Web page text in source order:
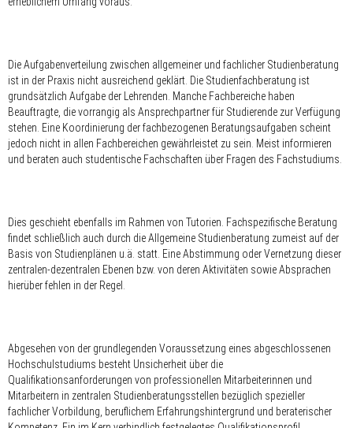
Die Aufgabenverteilung zwischen allgemeiner und fachlicher Studienberatung
ist in der Praxis nicht ausreichend geklärt. Die Studienfachberatung ist
grundsätzlich Aufgabe der Lehrenden. Manche Fachbereiche haben
Beauftragte, die vorrangig als Ansprechpartner für Studierende zur Verfügung
stehen. Eine Koordinierung der fachbezogenen Beratungsaufgaben scheint
jedoch nicht in allen Fachbereichen gewährleistet zu sein. Meist informieren
und beraten auch studentische Fachschaften über Fragen des Fachstudiums.
Dies geschieht ebenfalls im Rahmen von Tutorien. Fachspezifische Beratung
findet schließlich auch durch die Allgemeine Studienberatung zumeist auf der
Basis von Studienplänen u.ä. statt. Eine Abstimmung oder Vernetzung dieser
zentralen-dezentralen Ebenen bzw. von deren Aktivitäten sowie Absprachen
hierüber fehlen in der Regel.
Abgesehen von der grundlegenden Voraussetzung eines abgeschlossenen
Hochschulstudiums besteht Unsicherheit über die
Qualifikationsanforderungen von professionellen Mitarbeiterinnen und
Mitarbeitern in zentralen Studienberatungsstellen bezüglich spezieller
fachlicher Vorbildung, beruflichem Erfahrungshintergrund und beraterischer